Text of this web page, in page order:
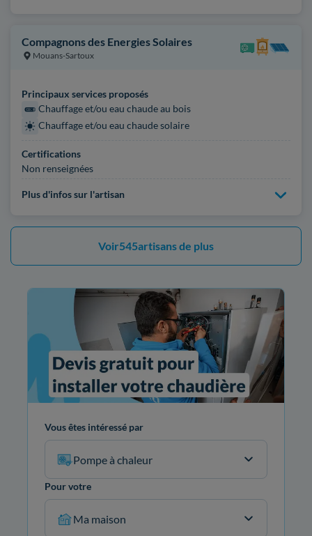
Compagnons des Energies Solaires
Mouans-Sartoux
Principaux services proposés
Chauffage et/ou eau chaude au bois
Chauffage et/ou eau chaude solaire
Certifications
Non renseignées
Plus d'infos sur l'artisan
Voir545artisans de plus
Vous êtes intéressé par
Pompe à chaleur
Pour votre
Ma maison